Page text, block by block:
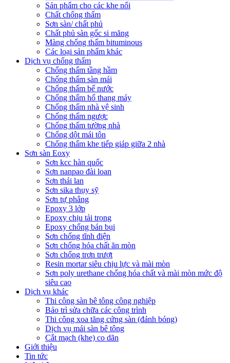
Sản phẩm cho các khe nối
Chất chống thấm
Sơn sàn/ chất phủ
Chất phủ sàn gốc si măng
Màng chống thấm bituminous
Các loại sản phẩm khác
Dịch vụ chống thấm
Chống thấm tầng hầm
Chống thấm sàn mái
Chống thấm bể nước
Chống thấm hố thang máy
Chống thấm nhà vệ sinh
Chống thấm ngược
Chống thấm tường nhà
Chống dột mái tôn
Chống thấm khe tiếp giáp giữa 2 nhà
Sơn sàn Eoxy
Sơn kcc hàn quốc
Sơn nanpao đài loan
Sơn thái lan
Sơn sika thụy sỹ
Sơn tự phẳng
Epoxy 3 lớp
Epoxy chịu tải trọng
Epoxy chống bán bụi
Sơn chống tĩnh điện
Sơn chống hóa chất ăn mòn
Sơn chống trơn trượt
Resin mortar siêu chịu lực và mài mòn
Sơn poly urethane chống hóa chất và mài mòn mức độ
siêu cao
Dịch vụ khác
Thi công sàn bê tông công nghiệp
Bảo trì sửa chữa các công trình
Thi công xoa tăng cứng sàn (đánh bóng)
Dịch vụ mái sàn bê tông
Cắt mạch (khe) co dãn
Giới thiệu
Tin tức